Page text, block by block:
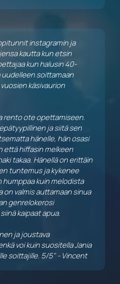
instagramin ja
kautta kun etsin
kun halusin 40-
uudelleen soittamaan
käsivaurion
rento ote opettamiseen.
ja siitä sen
hänelle, hän osasi
että hiffasin melkeen
takaa. Hänellä on erittäin
tuntemus ja kykenee
humppaa kuin melodista
on valmis auttamaan sinua
genrelokerosi
kaipaat apua.
ja joustava
voi kuin suositella Jania
soittajille. 5/5" - Vincent